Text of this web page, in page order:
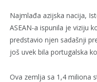
Najmlađa azijska nacija,
ASEAN-a ispunila je viziju
predstavio njen sadašnji
još uvek bila portugalska
Ova zemlja sa 1,4 miliona